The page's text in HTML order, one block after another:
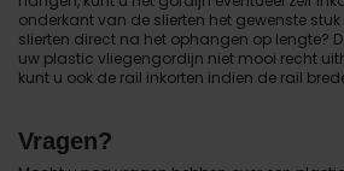
onderkant van de slierten het gewenste
slierten direct na het ophangen op lengte?
uw plastic vliegengordijn niet mooi recht
kunt u ook de rail inkorten indien de rail
Vragen?